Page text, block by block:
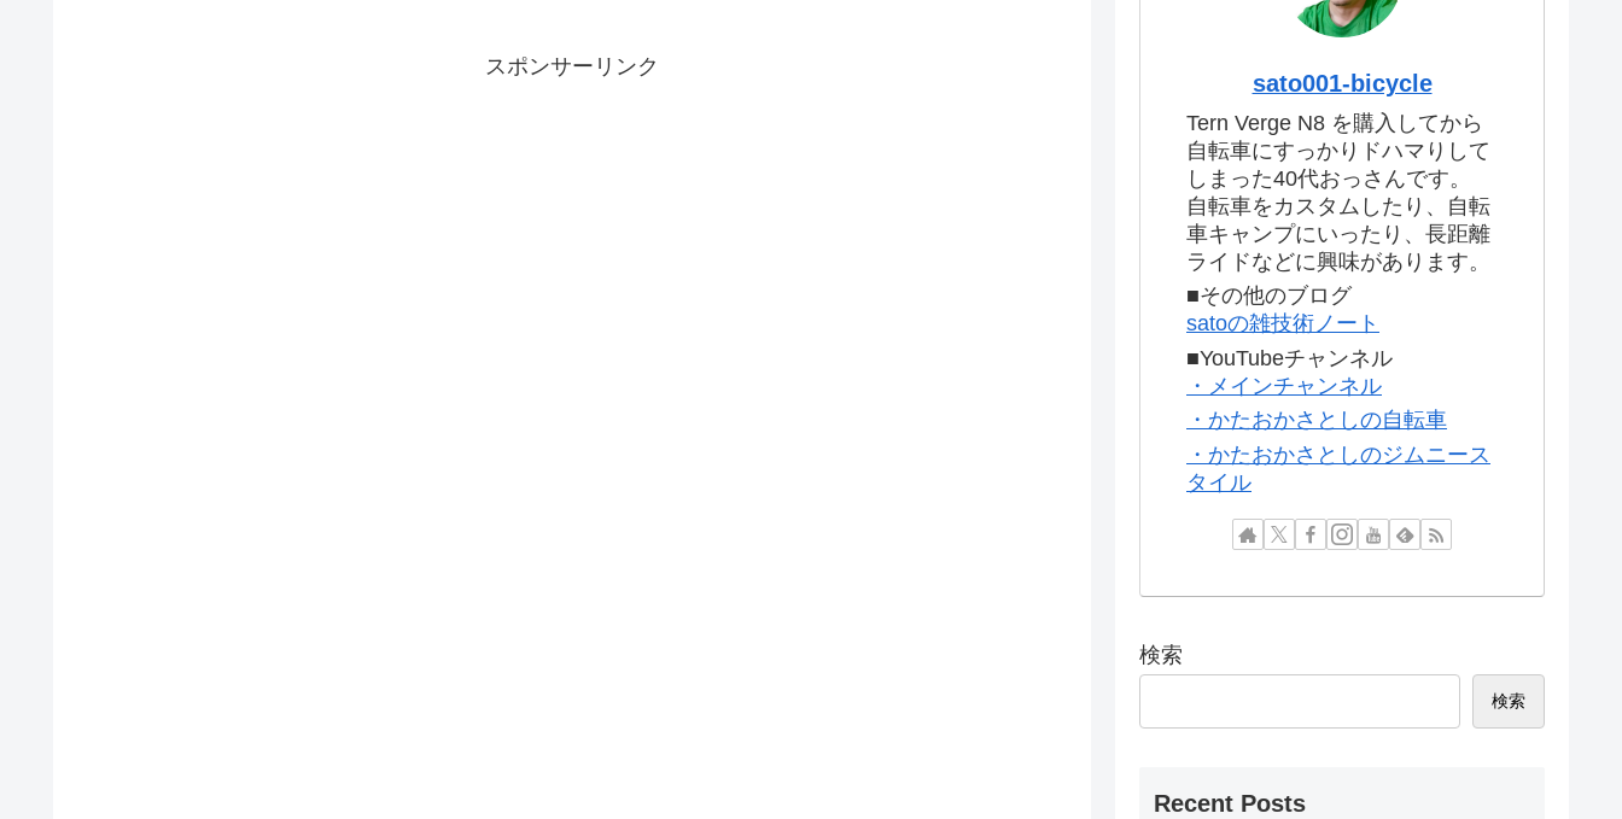
スポンサーリンク
sato001-bicycle
Tern Verge N8 を購入してから
自転車にすっかりドハマりして
しまった40代おっさんです。
自転車をカスタムしたり、自転
車キャンプにいったり、長距離
ライドなどに興味があります。
■その他のブログ
satoの雑技術ノート
■YouTubeチャンネル
・メインチャンネル
・かたおかさとしの自転車
・かたおかさとしのジムニース
タイル
検索
検索
Recent Posts